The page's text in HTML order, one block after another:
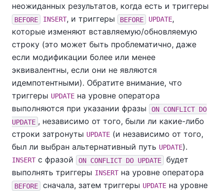
неожиданных результатов, когда есть и триггеры
BEFORE INSERT, и триггеры BEFORE UPDATE,
которые изменяют вставляемую/обновляемую
строку (это может быть проблематично, даже
если модификации более или менее
эквивалентны, если они не являются
идемпотентными). Обратите внимание, что
триггеры UPDATE на уровне оператора
выполняются при указании фразы
ON CONFLICT DO
UPDATE , независимо от того, были ли какие-либо
строки затронуты UPDATE (и независимо от того,
был ли выбран альтернативный путь UPDATE).
INSERTс фразой ON CONFLICT DO UPDATE
будет
выполнять триггеры INSERTна уровне оператора
BEFORE сначала, затем триггеры UPDATE на уровне